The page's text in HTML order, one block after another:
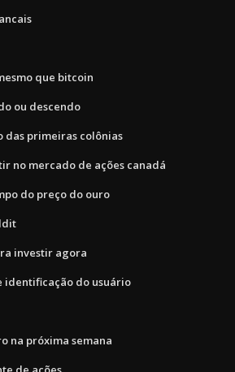
que bitcoin
ou descendo
das primeiras colônias
no mercado de ações canadá
do preço do ouro
investir agora
identificação do usuário
na próxima semana